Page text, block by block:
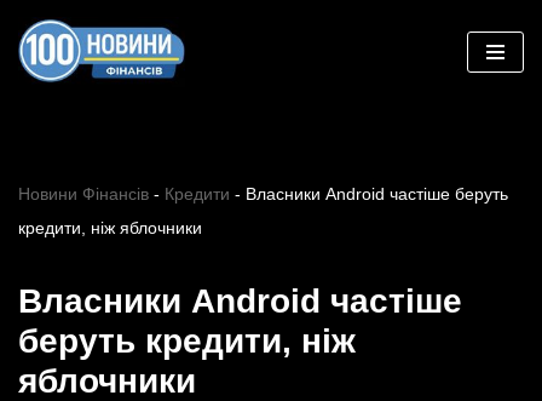
Перейти
Новини Фінансів - Кредити - Власники Android частіше беруть
кредити, ніж яблочники
Власники Android частіше
беруть кредити, ніж
яблочники